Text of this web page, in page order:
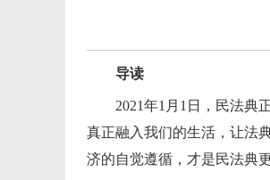
导读
2021年1月1日，民法典
真正融入我们的生活，让法
济的自觉遵循，才是民法典